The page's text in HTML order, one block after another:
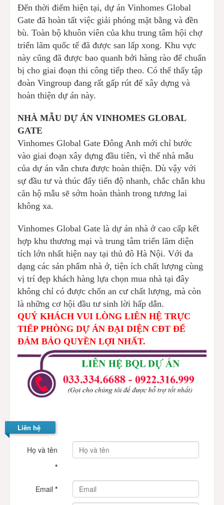
Đến thời điểm hiện tại, dự án Vinhomes Global
Gate đã hoàn tất việc giải phóng mặt bằng và đền
bù. Toàn bộ khuôn viên của khu trung tâm hội chợ
triển lãm quốc tế đã được san lấp xong. Khu vực
này cũng đã được bao quanh bởi hàng rào để chuẩn
bị cho giai đoạn thi công tiếp theo. Có thể thấy tập
đoàn Vingroup đang rất gấp rút để xây dựng và
hoàn thiện dự án này.
NHÀ MẪU DỰ ÁN VINHOMES GLOBAL
GATE
Vinhomes Global Gate Đông Anh mới chỉ bước
vào giai đoạn xây dựng đầu tiên, vì thế nhà mẫu
của dự án vẫn chưa được hoàn thiện. Dù vậy với
sự đầu tư và thúc đẩy tiến độ nhanh, chắc chắn khu
căn hộ mẫu sẽ sớm hoàn thành trong tương lai
không xa.
Vinhomes Global Gate là dự án nhà ở cao cấp kết
hợp khu thương mại và trung tâm triển lãm diện
tích lớn nhất hiện nay tại thủ đô Hà Nội. Với đa
dạng các sản phẩm nhà ở, tiện ích chất lượng cùng
vị trí đẹp khách hàng lựa chọn mua nhà tại đây
không chỉ có được chốn an cư chất lượng, mà còn
là những cơ hội đầu tư sinh lời hấp dẫn.
QUÝ KHÁCH VUI LÒNG LIÊN HỆ TRỰC
TIẾP PHÒNG DỰ ÁN ĐẠI DIỆN CĐT ĐỂ
ĐẢM BẢO QUYỀN LỢI NHẤT.
Liên hệ
Họ và tên
*
Email *